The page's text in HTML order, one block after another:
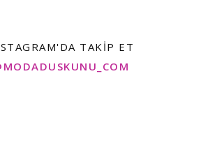
TAKIP ET